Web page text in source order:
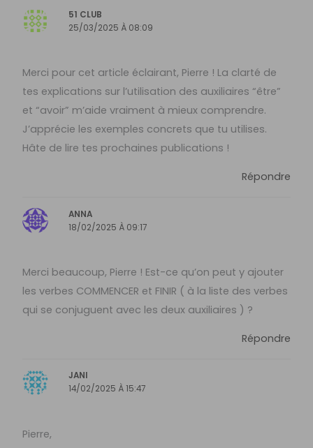
51 CLUB
25/03/2025 À 08:09
Merci pour cet article éclairant, Pierre ! La clarté de
tes explications sur l’utilisation des auxiliaires “être”
et “avoir” m’aide vraiment à mieux comprendre.
J’apprécie les exemples concrets que tu utilises.
Hâte de lire tes prochaines publications !
Répondre
ANNA
18/02/2025 À 09:17
Merci beaucoup, Pierre ! Est-ce qu’on peut y ajouter
les verbes COMMENCER et FINIR ( à la liste des verbes
qui se conjuguent avec les deux auxiliaires ) ?
Répondre
JANI
14/02/2025 À 15:47
Pierre,